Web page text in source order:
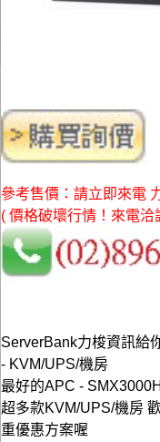
參考售價：請立即來電
( 價格破壞行情！來電洽
ServerBank力梭資訊給
- KVM/UPS/機房
最好的APC -
超多款KVM/UPS/機房
重優惠方案喔